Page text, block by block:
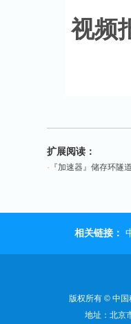
视频
扩展阅读：
· 『加速器』储存环隧
相关链接：
版权所有 © 中
地址：北京